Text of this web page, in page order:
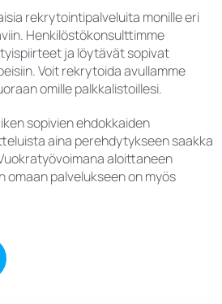
rekrytointipalveluita monille eri
Henkilöstökonsulttimme
ja löytävät sopivat
Voit rekrytoida avullamme
omille palkkalistoillesi.
sopivien ehdokkaiden
aina perehdytykseen saakka
aloittaneen
palvelukseen on myös